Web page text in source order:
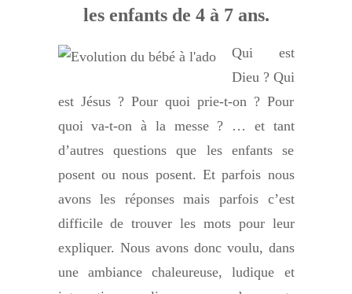
les enfants de 4 à 7 ans.
Qui est
Dieu ? Qui
est Jésus ? Pour quoi prie-t-on ? Pour
quoi va-t-on à la messe ? … et tant
d’autres questions que les enfants se
posent ou nous posent. Et parfois nous
avons les réponses mais parfois c’est
difficile de trouver les mots pour leur
expliquer. Nous avons donc voulu, dans
une ambiance chaleureuse, ludique et